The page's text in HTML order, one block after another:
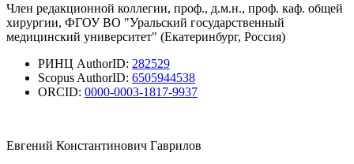
Член редакционной коллегии, проф., д.м.н., проф. каф. общей
хирургии, ФГОУ ВО "Уральский государственный
медицинский университет" (Екатеринбург, Россия)
РИНЦ AuthorID: 282529
Scopus AuthorID: 6505944538
ORCID: 0000-0003-1817-9937
Евгений Константинович Гаврилов